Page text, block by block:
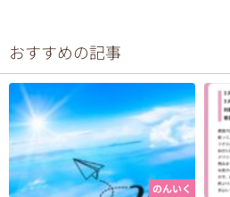
おすすめの記事
のんいく